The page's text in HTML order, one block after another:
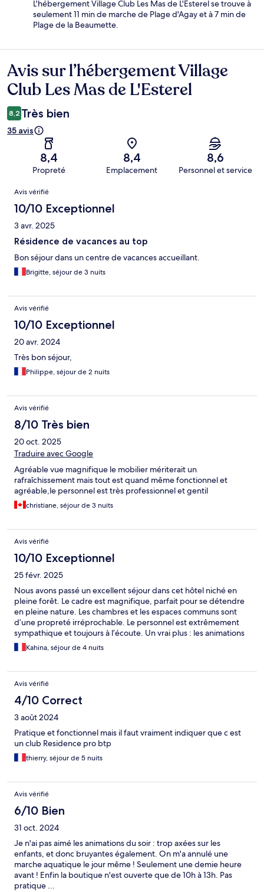
L'hébergement Village Club Les Mas de L'Esterel se trouve à
seulement 11 min de marche de Plage d'Agay et à 7 min de
Plage de la Beaumette.
Avis
Avis sur l’hébergement Village
Club Les Mas de L'Esterel
8,2 Très bien
35 avis
8,4
Propreté
8,4
Emplacement
8,6
Personnel et service
Avis
Avis vérifié
10/10 Exceptionnel
3 avr. 2025
Résidence de vacances au top
Bon séjour dans un centre de vacances accueillant.
Brigitte, séjour de 3 nuits
Avis vérifié
10/10 Exceptionnel
20 avr. 2024
Très bon séjour,
Philippe, séjour de 2 nuits
Avis vérifié
8/10 Très bien
20 oct. 2025
Traduire avec Google
Agréable vue magnifique le mobilier mériterait un
rafraîchissement mais tout est quand même fonctionnel et
agréable,le personnel est très professionnel et gentil
christiane, séjour de 3 nuits
Avis vérifié
10/10 Exceptionnel
25 févr. 2025
Nous avons passé un excellent séjour dans cet hôtel niché en
pleine forêt. Le cadre est magnifique, parfait pour se détendre
en pleine nature. Les chambres et les espaces communs sont
d’une propreté irréprochable. Le personnel est extrêmement
sympathique et toujours à l’écoute. Un vrai plus : les animations
chaque soir, qui apportent une belle ambiance sans être
envahissantes. Une adresse à recommander sans hésitation
Kahina, séjour de 4 nuits
Avis vérifié
4/10 Correct
3 août 2024
Pratique et fonctionnel mais il faut vraiment indiquer que c est
un club Residence pro btp
thierry, séjour de 5 nuits
Avis vérifié
6/10 Bien
31 oct. 2024
Je n'ai pas aimé les animations du soir : trop axées sur les
enfants, et donc bruyantes également. On m'a annulé une
marche aquatique le jour même ! Seulement une demie heure
avant ! Enfin la boutique n'est ouverte que de 10h à 13h. Pas
pratique ...